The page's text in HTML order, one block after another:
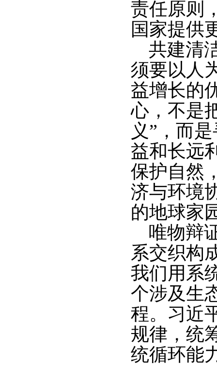
责任原则
国家提供
共建清
须要以人
益增长的
心，不是
义”，而
益和长远
保护自然
济与环境
的地球家
唯物辩
系交织构
我们用系
个涉及生
程。习近
规律，统
统循环能